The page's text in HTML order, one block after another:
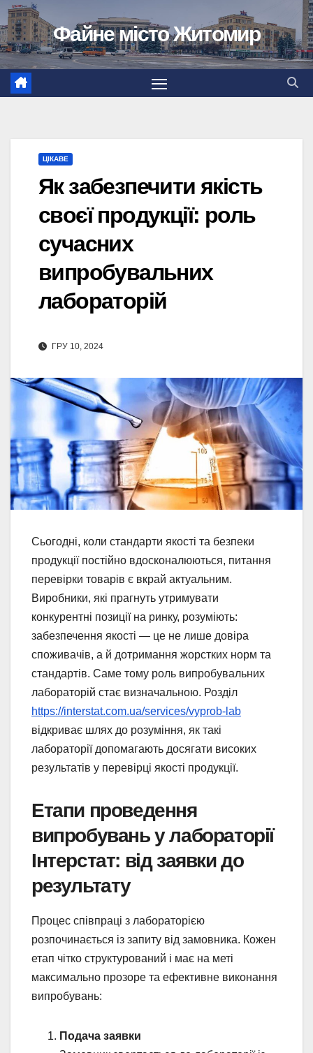
Перейти
до
вмісту
Файне місто Житомир
ЦІКАВЕ
Як забезпечити якість
своєї продукції: роль
сучасних
випробувальних
лабораторій
ГРУ 10, 2024
Сьогодні, коли стандарти якості та безпеки
продукції постійно вдосконалюються, питання
перевірки товарів є вкрай актуальним.
Виробники, які прагнуть утримувати
конкурентні позиції на ринку, розуміють:
забезпечення якості — це не лише довіра
споживачів, а й дотримання жорстких норм та
стандартів. Саме тому роль випробувальних
лабораторій стає визначальною. Розділ
https://interstat.com.ua/services/vyprob-lab
відкриває шлях до розуміння, як такі
лабораторії допомагають досягати високих
результатів у перевірці якості продукції.
Етапи проведення
випробувань у лабораторії
Інтерстат: від заявки до
результату
Процес співпраці з лабораторією
розпочинається із запиту від замовника. Кожен
етап чітко структурований і має на меті
максимально прозоре та ефективне виконання
випробувань:
Подача заявки